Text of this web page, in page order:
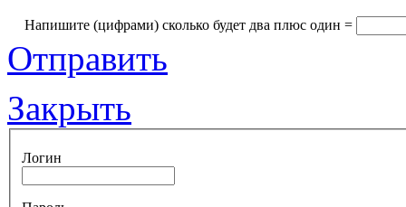
Напишите (цифрами) сколько будет два плюc oдин =
Отправить
Закрыть
Логин